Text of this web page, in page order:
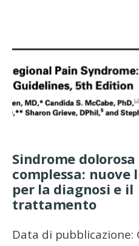
Sindrome
complessa: nuove
per la diagnosi e il
trattamento
Data di pubblicazione: